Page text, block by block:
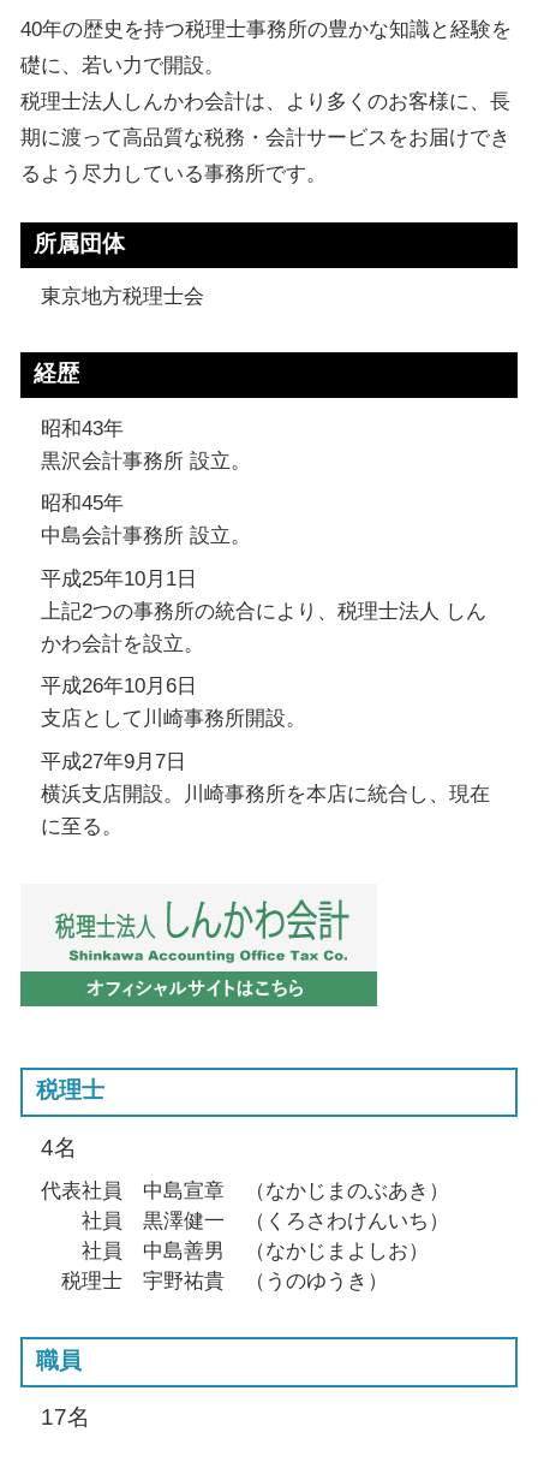
40年の歴史を持つ税理士事務所の豊かな知識と経験を
礎に、若い力で開設。
税理士法人しんかわ会計は、より多くのお客様に、長
期に渡って高品質な税務・会計サービスをお届けでき
るよう尽力している事務所です。
所属団体
東京地方税理士会
経歴
昭和43年
黒沢会計事務所 設立。
昭和45年
中島会計事務所 設立。
平成25年10月1日
上記2つの事務所の統合により、税理士法人 しん
かわ会計を設立。
平成26年10月6日
支店として川崎事務所開設。
平成27年9月7日
横浜支店開設。川崎事務所を本店に統合し、現在
に至る。
税理士
4名
代表社員 中島宣章 （なかじまのぶあき）
社員 黒澤健一 （くろさわけんいち）
社員 中島善男 （なかじまよしお）
税理士 宇野祐貴 （うのゆうき）
職員
17名